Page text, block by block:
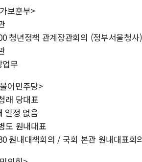
보훈부>
청년정책 관계장관회의 (정부서울청사)
업무
어민주당>
래 당대표
일정 없음
도 원내대표
원내대책회의 / 국회 본관 원내대표회